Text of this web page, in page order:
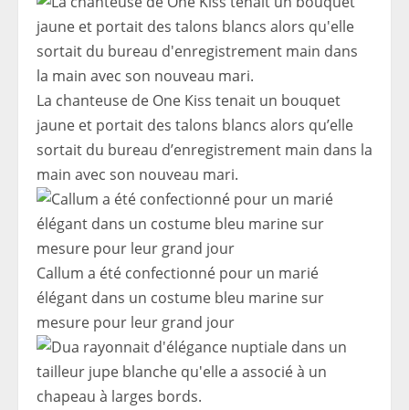
La chanteuse de One Kiss tenait un bouquet
jaune et portait des talons blancs alors qu’elle
sortait du bureau d’enregistrement main dans la
main avec son nouveau mari.
Callum a été confectionné pour un marié
élégant dans un costume bleu marine sur
mesure pour leur grand jour